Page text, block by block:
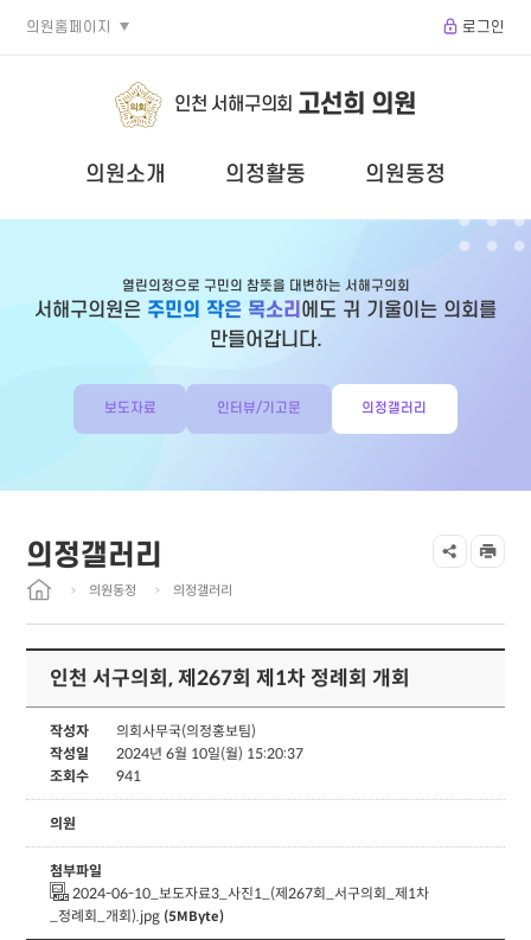
의원홈페이지 로그인
인천 서해구의회 고선희 의원
의원소개 의정활동 의원동정
열린의정으로 구민의 참뜻을 대변하는 서해구의회
서해구의원은 주민의 작은 목소리 에도 귀 기울이는 의회를
만들어갑니다.
보도자료 인터뷰/기고문 의정갤러리
의정갤러리
의원동정 의정갤러리
인천 서구의회, 제267회 제1차 정례회 개회
작성자
의회사무국(의정홍보팀)
작성일
2024년 6월 10일(월) 15:20:37
조회수
941
의원
첨부파일
2024-06-10_보도자료3_사진1_(제267회_서구의회_제1차
_정례회_개회).jpg (5MByte)